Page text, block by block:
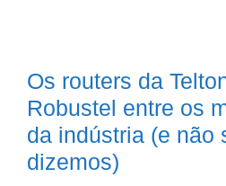
Os routers da
Robustel entre os
da indústria (e não
dizemos)